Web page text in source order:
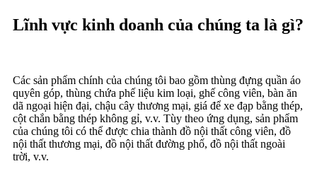
Lĩnh vực kinh doanh của chúng ta là gì?
Các sản phẩm chính của chúng tôi bao gồm thùng đựng quần áo
quyên góp, thùng chứa phế liệu kim loại, ghế công viên, bàn ăn
dã ngoại hiện đại, chậu cây thương mại, giá để xe đạp bằng thép,
cột chắn bằng thép không gỉ, v.v. Tùy theo ứng dụng, sản phẩm
của chúng tôi có thể được chia thành đồ nội thất công viên, đồ
nội thất thương mại, đồ nội thất đường phố, đồ nội thất ngoài
trời, v.v.